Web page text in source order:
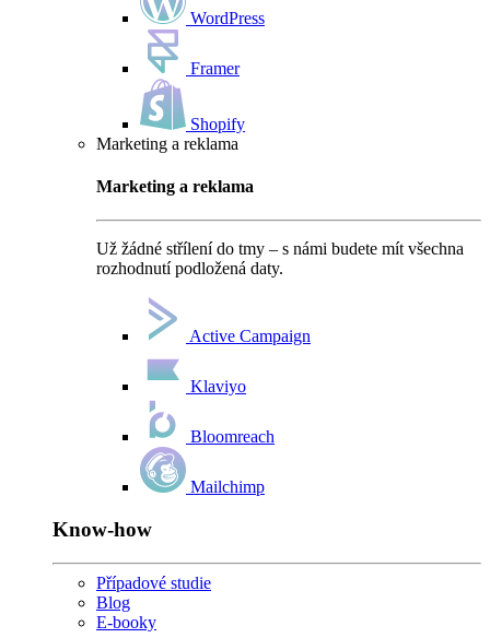
WordPress
Framer
Shopify
Marketing a reklama
Marketing a reklama
Už žádné střílení do tmy – s námi budete mít všechna
rozhodnutí podložená daty.
Active Campaign
Klaviyo
Bloomreach
Mailchimp
Know-how
Případové studie
Blog
E-booky